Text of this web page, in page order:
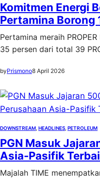
Komitmen Energi
Pertamina Borong
Pertamina meraih
35 persen dari total 39
byPrismono8 April 2026
DOWNSTREAM HEADLINES PETROLEUM
PGN Masuk
Asia-Pasifik
Majalah TIME